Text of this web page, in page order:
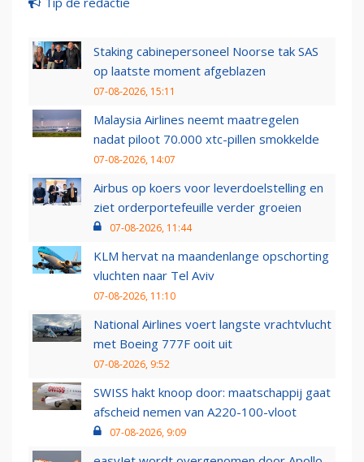
Staking cabinepersoneel Noorse tak SAS
op laatste moment afgeblazen
07-08-2026, 15:11
Malaysia Airlines neemt maatregelen
nadat piloot 70.000 xtc-pillen smokkelde
07-08-2026, 14:07
Airbus op koers voor leverdoelstelling en
ziet orderportefeuille verder groeien
07-08-2026, 11:44
KLM hervat na maandenlange opschorting
vluchten naar Tel Aviv
07-08-2026, 11:10
National Airlines voert langste vrachtvlucht
met Boeing 777F ooit uit
07-08-2026, 9:52
SWISS hakt knoop door: maatschappij gaat
afscheid nemen van A220-100-vloot
07-08-2026, 9:09